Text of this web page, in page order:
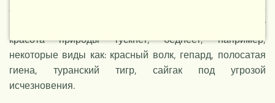
НОВОЕ
антропогенные факторы. В результате в природе
количество некоторых видов уменьшается, пропадает
красота природы тускнет, беднеет, например,
некоторые виды как: красный волк, гепард, полосатая
гиена, туранский тигр, сайгак под угрозой
исчезновения.